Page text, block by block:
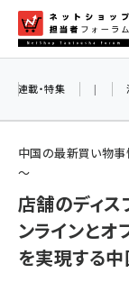
ン
amazon
yahoo
楽天
連載・特集 |
中国の最新買い物事
～
店舗のディス
ンラインとオ
を実現する